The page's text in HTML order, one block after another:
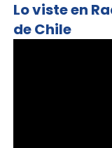
Lo viste en
de Chile